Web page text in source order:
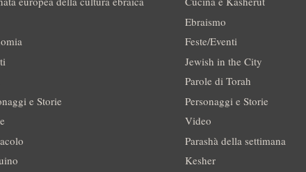
e Storie
Ebraismo
Feste/Eventi
Jewish in the City
Parole di Torah
Personaggi e Storie
Video
Parashà della settimana
Kesher